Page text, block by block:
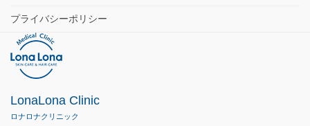
プライバシーポリシー
LonaLona Clinic
ロナロナクリニック